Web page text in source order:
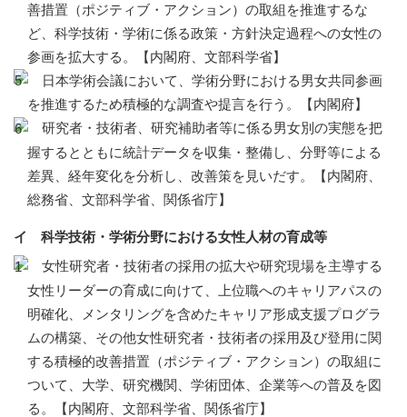
善措置（ポジティブ・アクション）の取組を推進するな
ど、科学技術・学術に係る政策・方針決定過程への女性の
参画を拡大する。【内閣府、文部科学省】
日本学術会議において、学術分野における男女共同参画
を推進するため積極的な調査や提言を行う。【内閣府】
研究者・技術者、研究補助者等に係る男女別の実態を把
握するとともに統計データを収集・整備し、分野等による
差異、経年変化を分析し、改善策を見いだす。【内閣府、
総務省、文部科学省、関係省庁】
イ 科学技術・学術分野における女性人材の育成等
女性研究者・技術者の採用の拡大や研究現場を主導する
女性リーダーの育成に向けて、上位職へのキャリアパスの
明確化、メンタリングを含めたキャリア形成支援プログラ
ムの構築、その他女性研究者・技術者の採用及び登用に関
する積極的改善措置（ポジティブ・アクション）の取組に
ついて、大学、研究機関、学術団体、企業等への普及を図
る。【内閣府、文部科学省、関係省庁】